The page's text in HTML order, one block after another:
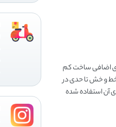
اضافی ساخت کم
خط و خش تا حدی در
آن استفاده شده